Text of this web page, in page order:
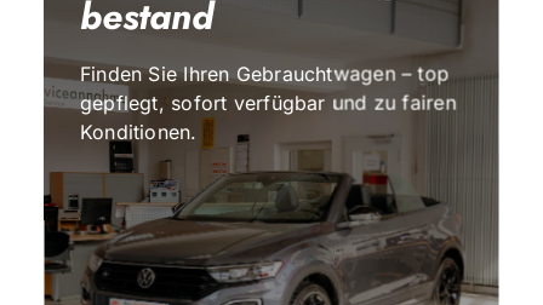
bestand
Finden Sie Ihren Gebrauchtwagen – top
gepflegt, sofort verfügbar und zu fairen
Konditionen.